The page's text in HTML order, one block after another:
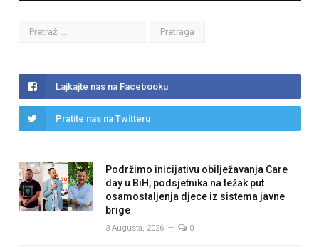
Lajkajte nas na Facebooku
Pratite nas na Twitteru
Podržimo inicijativu obilježavanja Care
day u BiH, podsjetnika na težak put
osamostaljenja djece iz sistema javne
brige
3 Augusta, 2026 0